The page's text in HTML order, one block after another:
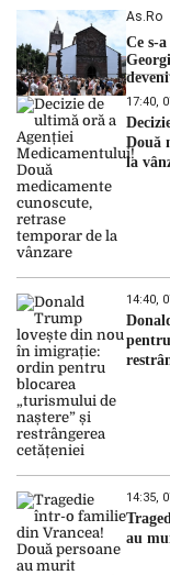
As.ro
Ce s-
17:40,
Două
la
14:40,
14:35,
au